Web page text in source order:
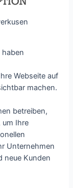
haben
Webseite auf
machen.
betreiben,
um Ihre
Unternehmen
neue Kunden